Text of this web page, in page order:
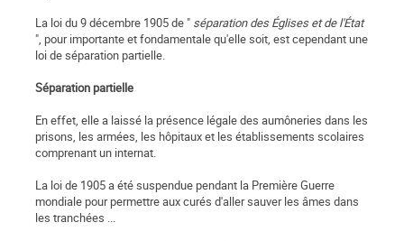
La loi du 9 décembre 1905 de " séparation des Églises et de l'État
", pour importante et fondamentale qu'elle soit, est cependant une
loi de séparation partielle.
Séparation partielle
En effet, elle a laissé la présence légale des aumôneries dans les
prisons, les armées, les hôpitaux et les établissements scolaires
comprenant un internat.
La loi de 1905 a été suspendue pendant la Première Guerre
mondiale pour permettre aux curés d'aller sauver les âmes dans
les tranchées ...